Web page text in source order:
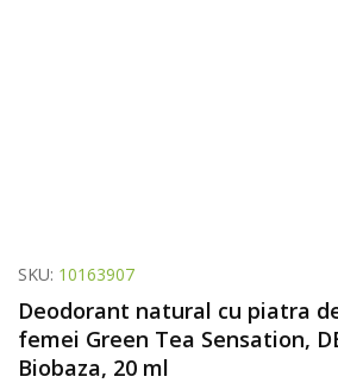
SKU: 10163907
Deodorant natural cu piatra
femei Green Tea Sensation,
Biobaza, 20 ml